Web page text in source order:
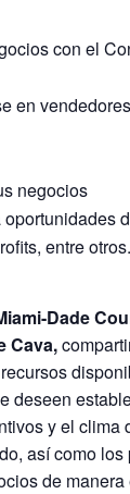
con el
en
negocios
entre otros.
Dade
Cava,
deseen
y el clima
así como
de manera